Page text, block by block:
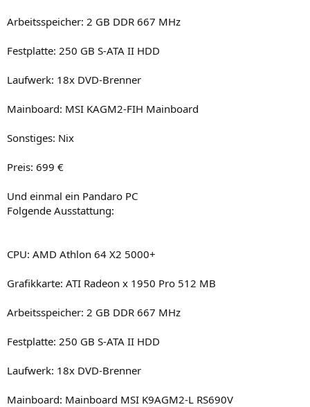
Arbeitsspeicher: 2 GB DDR 667 MHz
Festplatte: 250 GB S-ATA II HDD
Laufwerk: 18x DVD-Brenner
Mainboard: MSI KAGM2-FIH Mainboard
Sonstiges: Nix
Preis: 699 €
Und einmal ein Pandaro PC
Folgende Ausstattung:
CPU: AMD Athlon 64 X2 5000+
Grafikkarte: ATI Radeon x 1950 Pro 512 MB
Arbeitsspeicher: 2 GB DDR 667 MHz
Festplatte: 250 GB S-ATA II HDD
Laufwerk: 18x DVD-Brenner
Mainboard: Mainboard MSI K9AGM2-L RS690V